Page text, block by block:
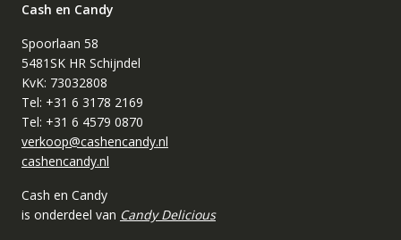
Cash en Candy
Spoorlaan 58
5481SK HR Schijndel
KvK: 73032808
Tel: +31 6 3178 2169
Tel: +31 6 4579 0870
verkoop@cashencandy.nl
cashencandy.nl
Cash en Candy
is onderdeel van Candy Delicious